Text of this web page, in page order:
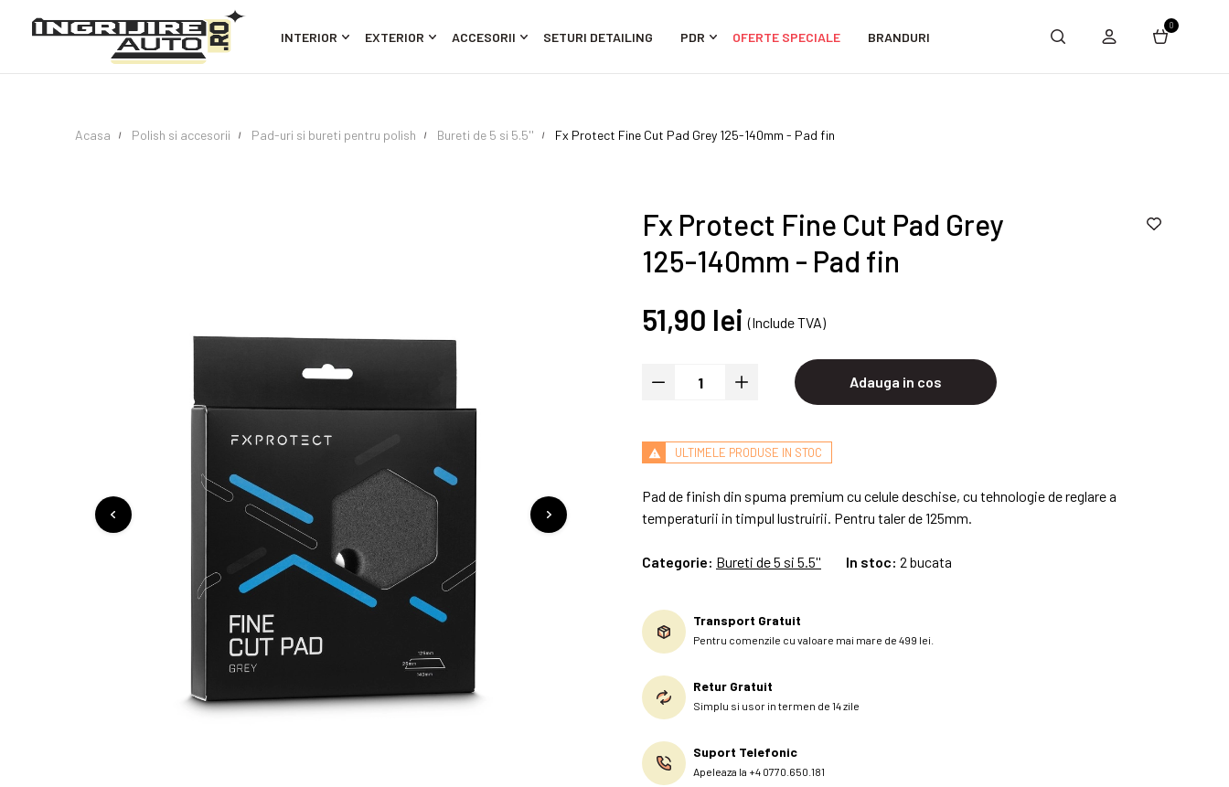
INTERIOR EXTERIOR ACCESORII SETURI DETAILING PDR OFERTE SPECIALE BRANDURI
0
Acasa Polish si accesorii Pad-uri si bureti pentru polish Bureti de 5 si 5.5'' Fx Protect Fine Cut Pad Grey 125-140mm - Pad fin
Fx Protect Fine Cut Pad Grey
125-140mm - Pad fin
51,90 lei (Include TVA)
Adauga in cos
ULTIMELE PRODUSE IN STOC
Pad de finish din spuma premium cu celule deschise, cu tehnologie de reglare a
temperaturii in timpul lustruirii. Pentru taler de 125mm.
Categorie: Bureti de 5 si 5.5'' In stoc: 2 bucata
Transport Gratuit
Pentru comenzile cu valoare mai mare de 499 lei.
Retur Gratuit
Simplu si usor in termen de 14 zile
Suport Telefonic
Apeleaza la +4 0770.650.181